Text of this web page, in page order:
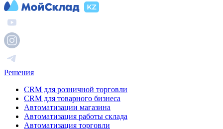
Решения
CRM для розничной торговли
CRM для товарного бизнеса
Автоматизации магазина
Автоматизация работы склада
Автоматизация торговли